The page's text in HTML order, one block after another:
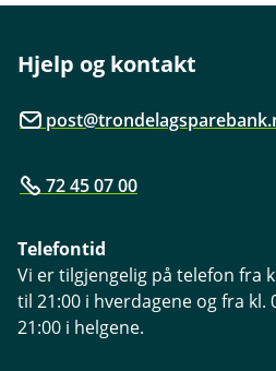
Hjelp og kontakt
72 45 07 00
Telefontid
Vi er tilgjengelig på telefon fra
til 21:00 i hverdagene og fra kl.
21:00 i helgene.